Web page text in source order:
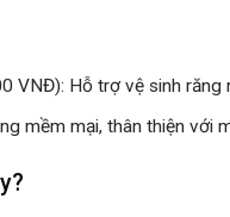
VNĐ): Hỗ trợ vệ sinh răng
mềm mại, thân thiện với